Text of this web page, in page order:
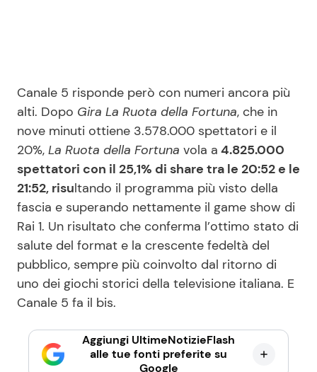
Canale 5 risponde però con numeri ancora più
alti. Dopo Gira La Ruota della Fortuna, che in
nove minuti ottiene 3.578.000 spettatori e il
20%, La Ruota della Fortuna vola a 4.825.000
spettatori con il 25,1% di share tra le 20:52 e le
21:52, risultando il programma più visto della
fascia e superando nettamente il game show di
Rai 1. Un risultato che conferma l’ottimo stato di
salute del format e la crescente fedeltà del
pubblico, sempre più coinvolto dal ritorno di
uno dei giochi storici della televisione italiana. E
Canale 5 fa il bis.
Aggiungi UltimeNotizieFlash
alle tue fonti preferite su
Google